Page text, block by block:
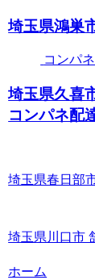
埼玉県鴻巣
コンパ
埼玉県久喜
コンパネ配
埼玉県春日部
埼玉県川口市
ホーム